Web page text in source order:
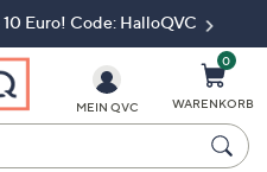
Euro! Code: HalloQVC
MEIN QVC
0
WARENKORB